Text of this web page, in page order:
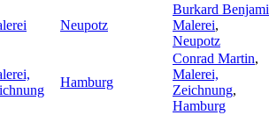
Neupotz
Burkard
Malerei,
Neupotz
Hamburg
Conrad Martin,
Malerei,
Zeichnung,
Hamburg